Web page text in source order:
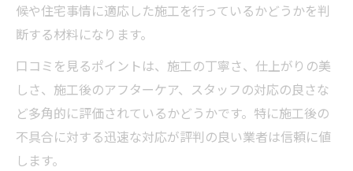
適正見積もりで納得の外壁塗装を実現する
外壁塗装の適正価格を見極めるチェックポ
イント
外壁塗装の見積もり内訳でよくある疑問点
外壁塗装の費用相場と安心できる業者選び
外壁塗装の追加費用を抑える見積もりの工
候や住宅事情に適応した施工を行っているかどうかを判
断する材料になります。
口コミを見るポイントは、施工の丁寧さ、仕上がりの美
しさ、施工後のアフターケア、スタッフの対応の良さな
ど多角的に評価されているかどうかです。特に施工後の
不具合に対する迅速な対応が評判の良い業者は信頼に値
します。